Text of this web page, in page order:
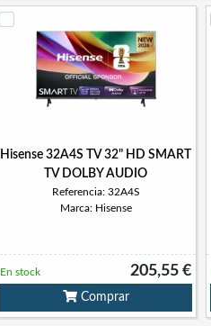
Hisense 32A4S TV 32" HD SMART
TV DOLBY AUDIO
Referencia: 32A4S
Marca: Hisense
205,55 €
En stock
Comprar